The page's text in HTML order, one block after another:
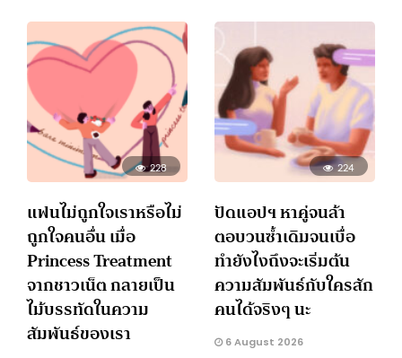
228
แฟนไม่ถูกใจเราหรือไม่
ถูกใจคนอื่น เมื่อ
Princess Treatment
จากชาวเน็ต กลายเป็น
ไม้บรรทัดในความ
สัมพันธ์ของเรา
224
ปัดแอปฯ หาคู่จนล้า
ตอบวนซ้ำเดิมจนเบื่อ
ทำยังไงถึงจะเริ่มต้น
ความสัมพันธ์กับใครสัก
คนได้จริงๆ นะ
6 August 2026